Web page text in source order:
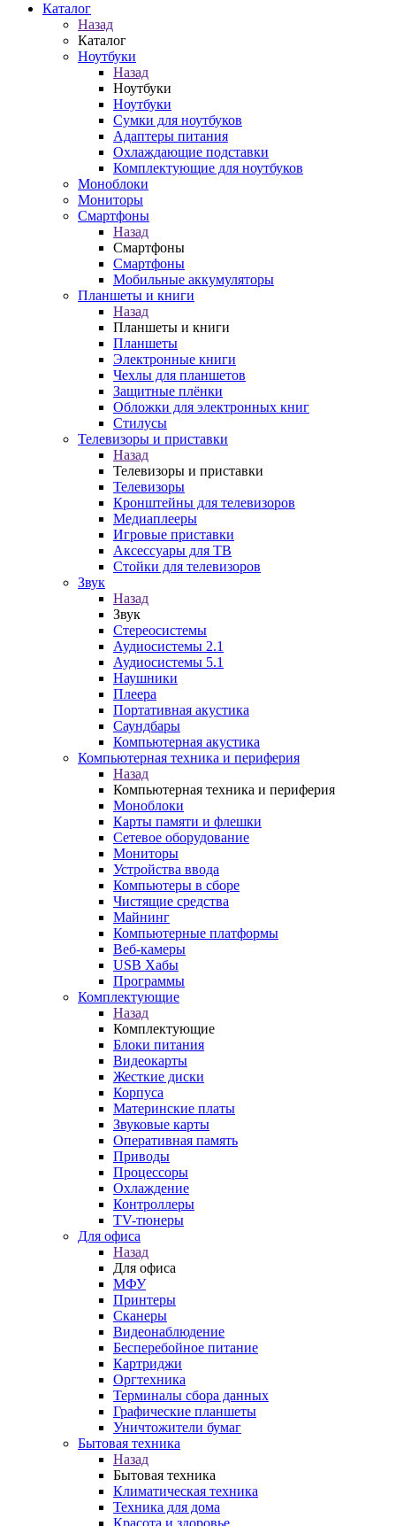
Каталог
Назад
Каталог
Ноутбуки
Назад
Ноутбуки
Ноутбуки
Сумки для ноутбуков
Адаптеры питания
Охлаждающие подставки
Комплектующие для ноутбуков
Моноблоки
Мониторы
Смартфоны
Назад
Смартфоны
Смартфоны
Мобильные аккумуляторы
Планшеты и книги
Назад
Планшеты и книги
Планшеты
Электронные книги
Чехлы для планшетов
Защитные плёнки
Обложки для электронных книг
Стилусы
Телевизоры и приставки
Назад
Телевизоры и приставки
Телевизоры
Кронштейны для телевизоров
Медиаплееры
Игровые приставки
Аксессуары для ТВ
Стойки для телевизоров
Звук
Назад
Звук
Стереосистемы
Аудиосистемы 2.1
Аудиосистемы 5.1
Наушники
Плеера
Портативная акустика
Саундбары
Компьютерная акустика
Компьютерная техника и периферия
Назад
Компьютерная техника и периферия
Моноблоки
Карты памяти и флешки
Сетевое оборудование
Мониторы
Устройства ввода
Компьютеры в сборе
Чистящие средства
Майнинг
Компьютерные платформы
Веб-камеры
USB Хабы
Программы
Комплектующие
Назад
Комплектующие
Блоки питания
Видеокарты
Жесткие диски
Корпуса
Материнские платы
Звуковые карты
Оперативная память
Приводы
Процессоры
Охлаждение
Контроллеры
TV-тюнеры
Для офиса
Назад
Для офиса
МФУ
Принтеры
Сканеры
Видеонаблюдение
Бесперебойное питание
Картриджи
Оргтехника
Терминалы сбора данных
Графические планшеты
Уничтожители бумаг
Бытовая техника
Назад
Бытовая техника
Климатическая техника
Техника для дома
Красота и здоровье